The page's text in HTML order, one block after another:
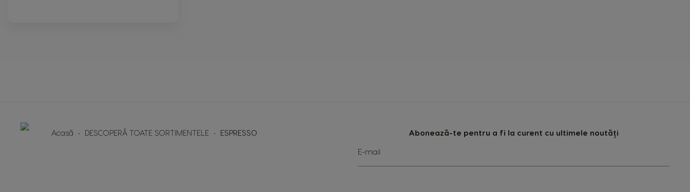
Acasă DESCOPERĂ TOATE SORTIMENTELE ESPRESSO Abonează-te pentru a fi la curent cu ultimele noutăți
Sign
Up
for
E-mail